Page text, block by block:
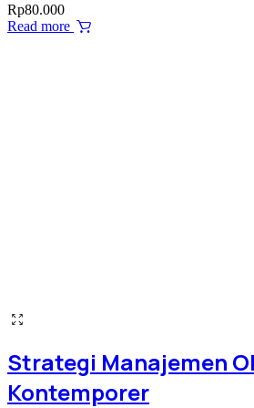
Rp80.000
Read more
Strategi Manajemen
Kontemporer